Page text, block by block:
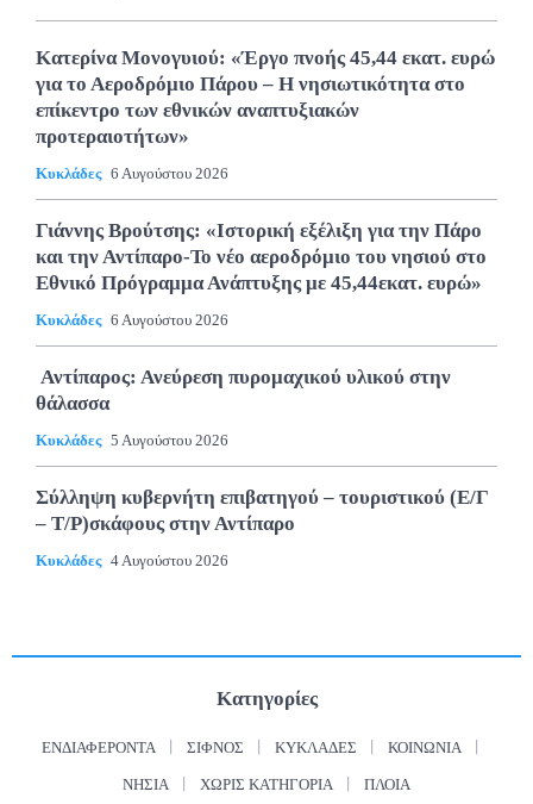
Κατερίνα Μονογυιού: «Έργο πνοής 45,44 εκατ. ευρώ
για το Αεροδρόμιο Πάρου – Η νησιωτικότητα στο
επίκεντρο των εθνικών αναπτυξιακών
προτεραιοτήτων»
Κυκλάδες 6 Αυγούστου 2026
Γιάννης Βρούτσης: «Ιστορική εξέλιξη για την Πάρο
και την Αντίπαρο-Το νέο αεροδρόμιο του νησιού στο
Εθνικό Πρόγραμμα Ανάπτυξης με 45,44εκατ. ευρώ»
Κυκλάδες 6 Αυγούστου 2026
Αντίπαρος: Ανεύρεση πυρομαχικού υλικού στην
θάλασσα
Κυκλάδες 5 Αυγούστου 2026
Σύλληψη κυβερνήτη επιβατηγού – τουριστικού (Ε/Γ
– Τ/Ρ)σκάφους στην Αντίπαρο
Κυκλάδες 4 Αυγούστου 2026
Κατηγορίες
ΕΝΔΙΑΦΈΡΟΝΤΑ ΣΊΦΝΟΣ ΚΥΚΛΆΔΕΣ ΚΟΙΝΩΝΊΑ
ΝΗΣΙΆ ΧΩΡΊΣ ΚΑΤΗΓΟΡΊΑ ΠΛΟΊΑ